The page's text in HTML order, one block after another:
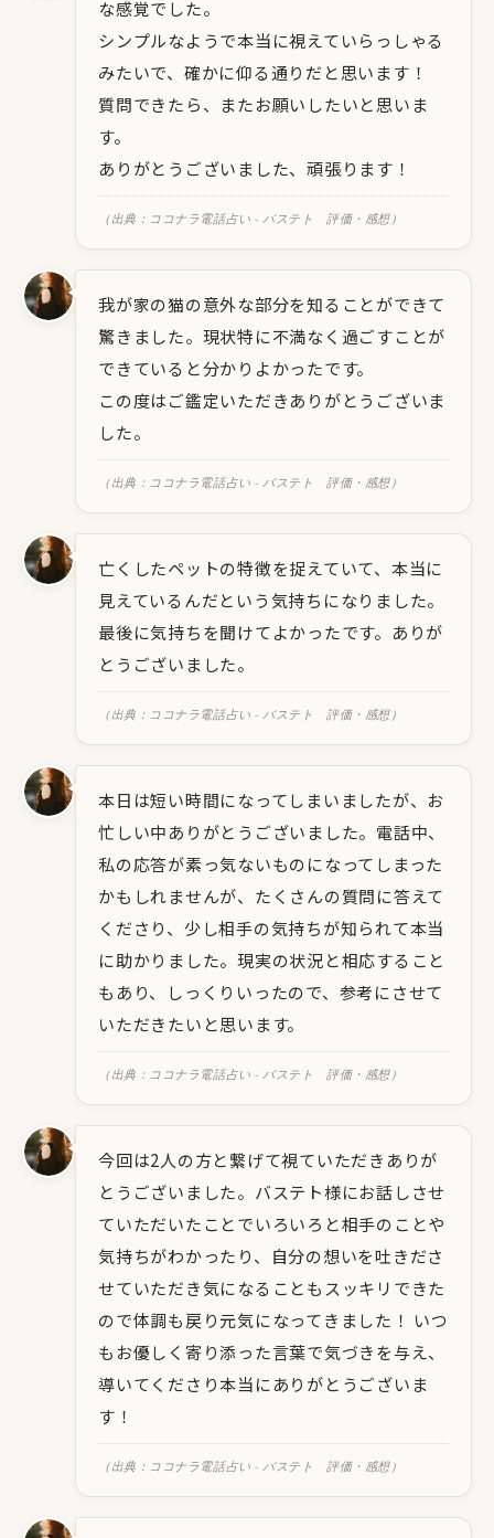
な感覚でした。
シンプルなようで本当に視えていらっしゃる
みたいで、確かに仰る通りだと思います！
質問できたら、またお願いしたいと思いま
す。
ありがとうございました、頑張ります！
（出典：ココナラ電話占い - バステト 評価・感想）
我が家の猫の意外な部分を知ることができて
驚きました。現状特に不満なく過ごすことが
できていると分かりよかったです。
この度はご鑑定いただきありがとうございま
した。
（出典：ココナラ電話占い - バステト 評価・感想）
亡くしたペットの特徴を捉えていて、本当に
見えているんだという気持ちになりました。
最後に気持ちを聞けてよかったです。ありが
とうございました。
（出典：ココナラ電話占い - バステト 評価・感想）
本日は短い時間になってしまいましたが、お
忙しい中ありがとうございました。電話中、
私の応答が素っ気ないものになってしまった
かもしれませんが、たくさんの質問に答えて
くださり、少し相手の気持ちが知られて本当
に助かりました。現実の状況と相応すること
もあり、しっくりいったので、参考にさせて
いただきたいと思います。
（出典：ココナラ電話占い - バステト 評価・感想）
今回は2人の方と繋げて視ていただきありが
とうございました。バステト様にお話しさせ
ていただいたことでいろいろと相手のことや
気持ちがわかったり、自分の想いを吐きださ
せていただき気になることもスッキリできた
ので体調も戻り元気になってきました！ いつ
もお優しく寄り添った言葉で気づきを与え、
導いてくださり本当にありがとうございま
す！
（出典：ココナラ電話占い - バステト 評価・感想）